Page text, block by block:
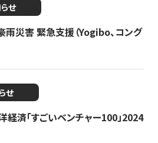
せ
災害 緊急支援（Yogibo、コング
せ
経済「すごいベンチャー100」2024